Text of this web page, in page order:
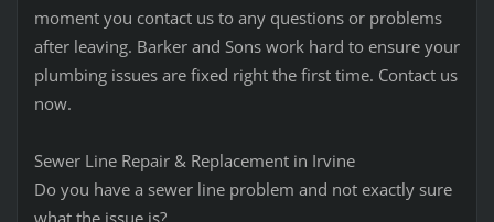
moment you contact us to any questions or problems
after leaving. Barker and Sons work hard to ensure your
plumbing issues are fixed right the first time. Contact us
now.
Sewer Line Repair & Replacement in Irvine
Do you have a sewer line problem and not exactly sure
what the issue is?